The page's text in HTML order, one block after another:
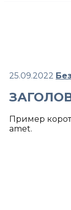
25.09.2022
Пример
amet.